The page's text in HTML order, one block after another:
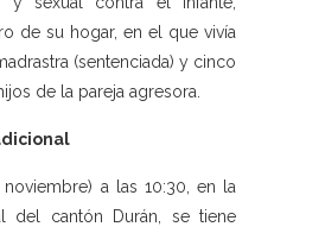
de su hogar, en el que vivía
(sentenciada) y cinco
de la pareja agresora.
noviembre) a las 10:30, en la
del cantón Durán, se tiene